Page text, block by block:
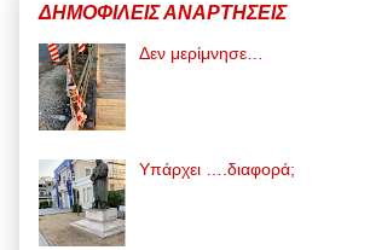
ΔΗΜΟΦΙΛΕΙΣ ΑΝΑΡΤΗΣΕΙΣ
Δεν μερίμνησε…
Υπάρχει ….διαφορά;